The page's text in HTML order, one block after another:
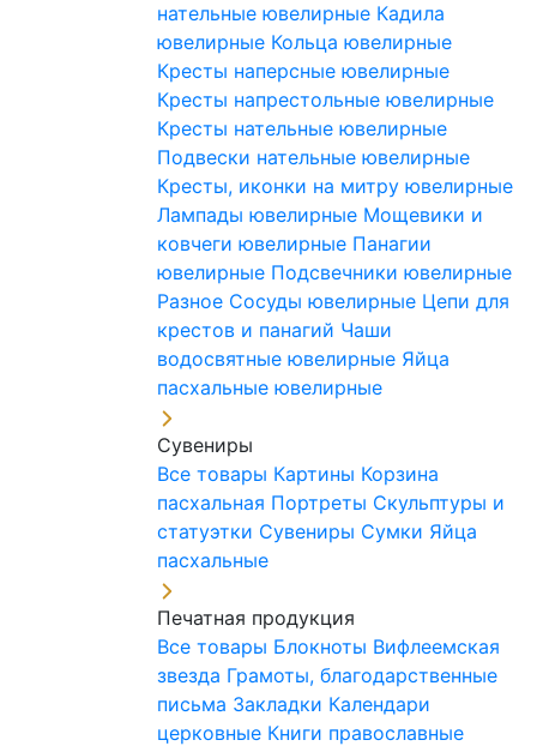
нательные ювелирные Кадила
ювелирные Кольца ювелирные
Кресты наперсные ювелирные
Кресты напрестольные ювелирные
Кресты нательные ювелирные
Подвески нательные ювелирные
Кресты, иконки на митру ювелирные
Лампады ювелирные Мощевики и
ковчеги ювелирные Панагии
ювелирные Подсвечники ювелирные
Разное Сосуды ювелирные Цепи для
крестов и панагий Чаши
водосвятные ювелирные Яйца
пасхальные ювелирные
Сувениры
Все товары Картины Корзина
пасхальная Портреты Скульптуры и
статуэтки Сувениры Сумки Яйца
пасхальные
Печатная продукция
Все товары Блокноты Вифлеемская
звезда Грамоты, благодарственные
письма Закладки Календари
церковные Книги православные